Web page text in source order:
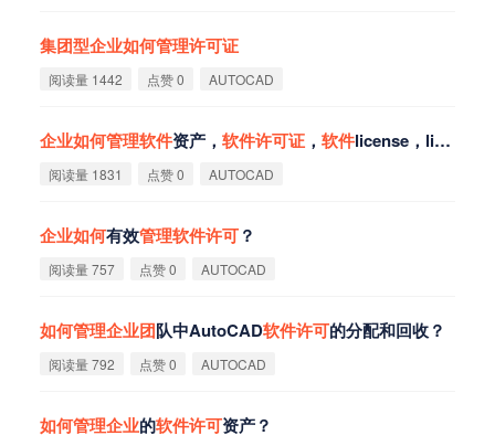
集团型企业如何管理许可证
阅读量 1442 点赞 0 AUTOCAD
企业如何管理软件资产， 软件许可证 ， 软件license，license
阅读量 1831 点赞 0 AUTOCAD
企业如何有效管理软件许可？
阅读量 757 点赞 0 AUTOCAD
如何管理企业团队中AutoCAD软件许可的分配和回收？
阅读量 792 点赞 0 AUTOCAD
如何管理企业的软件许可资产？